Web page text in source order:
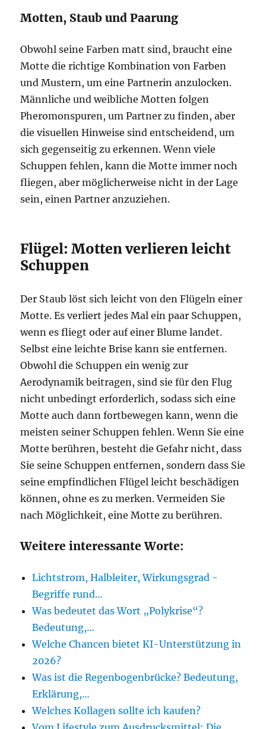
Motten, Staub und Paarung
Obwohl seine Farben matt sind, braucht eine
Motte die richtige Kombination von Farben
und Mustern, um eine Partnerin anzulocken.
Männliche und weibliche Motten folgen
Pheromonspuren, um Partner zu finden, aber
die visuellen Hinweise sind entscheidend, um
sich gegenseitig zu erkennen. Wenn viele
Schuppen fehlen, kann die Motte immer noch
fliegen, aber möglicherweise nicht in der Lage
sein, einen Partner anzuziehen.
Flügel: Motten verlieren leicht
Schuppen
Der Staub löst sich leicht von den Flügeln einer
Motte. Es verliert jedes Mal ein paar Schuppen,
wenn es fliegt oder auf einer Blume landet.
Selbst eine leichte Brise kann sie entfernen.
Obwohl die Schuppen ein wenig zur
Aerodynamik beitragen, sind sie für den Flug
nicht unbedingt erforderlich, sodass sich eine
Motte auch dann fortbewegen kann, wenn die
meisten seiner Schuppen fehlen. Wenn Sie eine
Motte berühren, besteht die Gefahr nicht, dass
Sie seine Schuppen entfernen, sondern dass Sie
seine empfindlichen Flügel leicht beschädigen
können, ohne es zu merken. Vermeiden Sie
nach Möglichkeit, eine Motte zu berühren.
Weitere interessante Worte:
Lichtstrom, Halbleiter, Wirkungsgrad -
Begriffe rund…
Was bedeutet das Wort „Polykrise“?
Bedeutung,…
Welche Chancen bietet KI-Unterstützung in
2026?
Was ist die Regenbogenbrücke? Bedeutung,
Erklärung,…
Welches Kollagen sollte ich kaufen?